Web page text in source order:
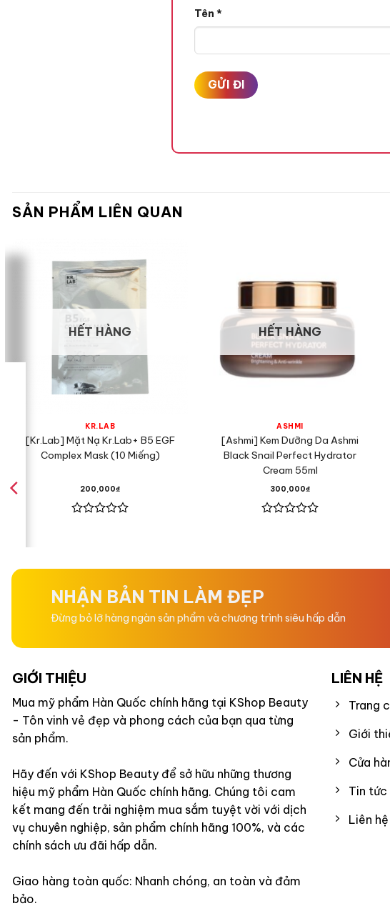
Tên*
SẢN PHẨM LIÊN QUAN
HẾT HÀNG
KR.LAB
[Kr.Lab] Mặt Nạ Kr.Lab+ B5 EGF
Complex Mask (10 Miếng)
200,000₫
5
HẾT HÀNG
ASHMI
[Ashmi] Kem Dưỡng Da Ashmi
Black Snail Perfect Hydrator
Cream 55ml
300,000₫
5
NHẬN BẢN TIN LÀM ĐẸP
Đừng bỏ lỡ hàng ngàn sản phẩm và chương trình siêu hấp dẫn
GIỚI THIỆU
Mua mỹ phẩm Hàn Quốc chính hãng tại KShop Beauty
- Tôn vinh vẻ đẹp và phong cách của bạn qua từng
sản phẩm.
Hãy đến với KShop Beauty để sở hữu những thương
hiệu mỹ phẩm Hàn Quốc chính hãng. Chúng tôi cam
kết mang đến trải nghiệm mua sắm tuyệt vời với dịch
vụ chuyên nghiệp, sản phẩm chính hãng 100%, và các
chính sách ưu đãi hấp dẫn.
Giao hàng toàn quốc: Nhanh chóng, an toàn và đảm
bảo.
LIÊN HỆ
Trang
Giới
Cửa
Tin tức
Liên hệ